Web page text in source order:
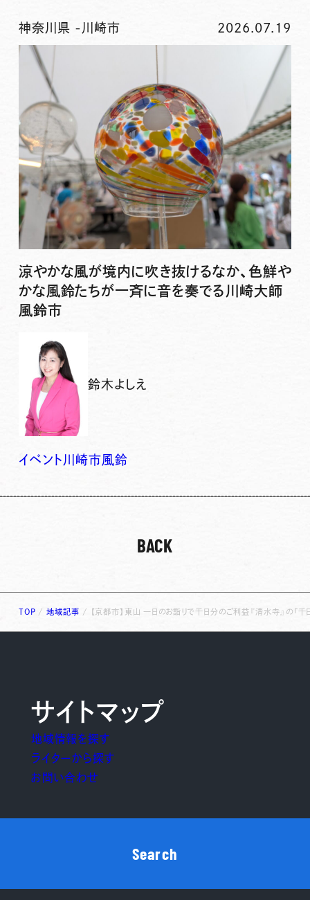
神奈川県 - 川崎市 2026.07.19
涼やかな風が境内に吹き抜けるなか、色鮮や
かな風鈴たちが一斉に音を奏でる川崎大師
風鈴市
鈴木よしえ
イベント 川崎市風鈴
BACK
TOP /地域記事 / 【京都市】東山 一日のお詣りで千日分のご利益『清水寺』の「
サイトマップ
地域情報を探す
ライターから探す
お問い合わせ
Search